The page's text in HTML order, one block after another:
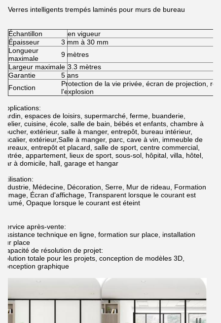
Verres intelligents trempés laminés pour murs de bureau
Échantillon
en vigueur
Épaisseur
3 mm à 30 mm
Longueur
maximale
9 mètres
Largeur maximale 3.3 mètres
Garantie
5 ans
Fonction
Protection de la vie privée, écran de projection,
l'explosion
Applications:
Jardin, espaces de loisirs, supermarché, ferme, buanderie,
atelier, cuisine, école, salle de bain, bébés et enfants, chambre à
coucher, extérieur, salle à manger, entrepôt, bureau intérieur,
escalier, extérieur,Salle à manger, parc, cave à vin, immeuble de
bureaux, entrepôt et placard, salle de sport, centre commercial,
entrée, appartement, lieux de sport, sous-sol, hôpital, villa, hôtel,
bar à domicile, hall, garage et hangar
Utilisation:
Industrie, Médecine, Décoration, Serre, Mur de rideau, Formation
d'image, Écran d'affichage, Transparent lorsque le courant est
allumé, Opaque lorsque le courant est éteint
Service après-vente:
Assistance technique en ligne, formation sur place, installation
sur place
Capacité de résolution de projet:
solution totale pour les projets, conception de modèles 3D,
conception graphique